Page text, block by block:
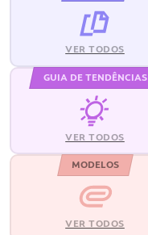
VER TODOS
GUIA DE TENDÊNCIAS
VER TODOS
MODELOS
VER TODOS